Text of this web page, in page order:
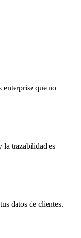
enterprise que no
la trazabilidad es
datos de clientes.